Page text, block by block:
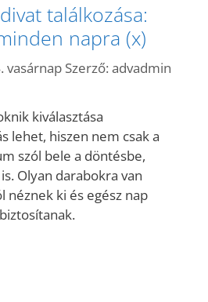
találkozása:
napra (x)
vasárnap Szerző: advadmin
kiválasztása
lehet, hiszen nem csak a
szól bele a döntésbe,
Olyan darabokra van
néznek ki és egész nap